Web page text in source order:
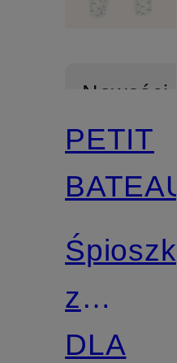
Nowości
PETIT
BATEAU
Śpioszki
z
veluru
DLA